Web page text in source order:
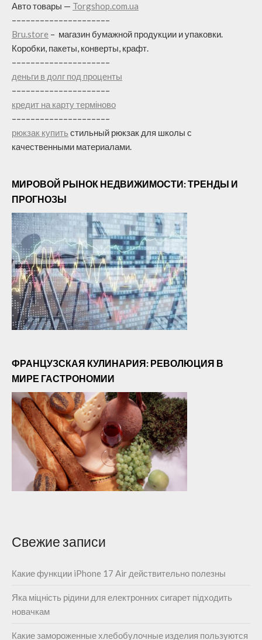
Авто товары — Torgshop.com.ua
–––––––––––––––––––––
Bru.store – магазин бумажной продукции и упаковки.
Коробки, пакеты, конверты, крафт.
–––––––––––––––––––––
деньги в долг под проценты
–––––––––––––––––––––
кредит на карту терміново
–––––––––––––––––––––
рюкзак купить стильный рюкзак для школы с
качественными материалами.
МИРОВОЙ РЫНОК НЕДВИЖИМОСТИ: ТРЕНДЫ И
ПРОГНОЗЫ
ФРАНЦУЗСКАЯ КУЛИНАРИЯ: РЕВОЛЮЦИЯ В
МИРЕ ГАСТРОНОМИИ
Свежие записи
Какие функции iPhone 17 Air действительно полезны
Яка міцність рідини для електронних сигарет підходить
новачкам
Какие замороженные хлебобулочные изделия пользуются